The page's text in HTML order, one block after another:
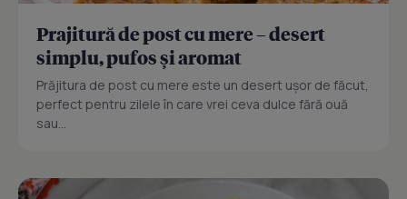
Prajitură de post cu mere – desert
simplu, pufos și aromat
Prăjitura de post cu mere este un desert ușor de făcut,
perfect pentru zilele în care vrei ceva dulce fără ouă
sau...